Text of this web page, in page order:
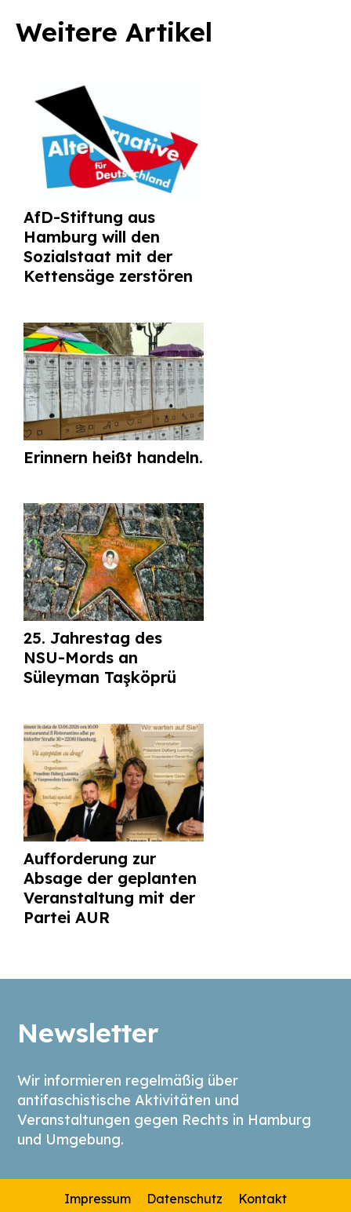
Weitere Artikel
AfD-Stiftung aus
Hamburg will den
Sozialstaat mit der
Kettensäge zerstören
Erinnern heißt handeln.
25. Jahrestag des
NSU-Mords an
Süleyman Taşköprü
Aufforderung zur
Absage der geplanten
Veranstaltung mit der
Partei AUR
Newsletter
Wir informieren regelmäßig über
antifaschistische Aktivitäten und
Veranstaltungen gegen Rechts in Hamburg
und Umgebung.
Impressum Datenschutz Kontakt